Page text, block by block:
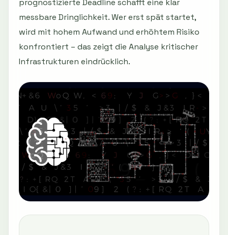
prognostizierte Deadline schafft eine klar
messbare Dringlichkeit. Wer erst spät startet,
wird mit hohem Aufwand und erhöhtem Risiko
konfrontiert – das zeigt die Analyse kritischer
Infrastrukturen eindrücklich.